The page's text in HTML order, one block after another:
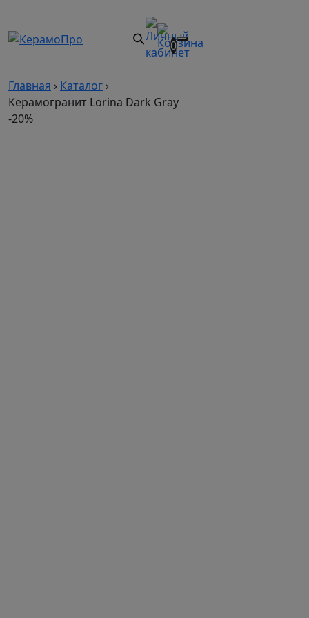
0
Главная › Каталог ›
Керамогранит Lorina Dark Gray
-20%